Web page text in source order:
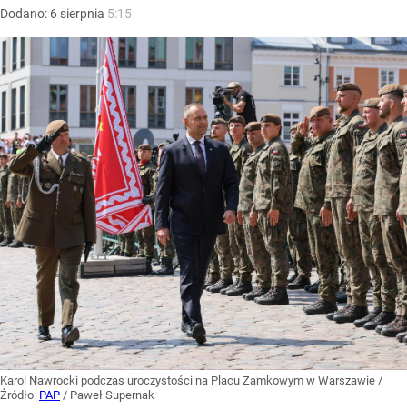
Dodano: 6 sierpnia 5:15
Karol Nawrocki podczas uroczystości na Placu Zamkowym w Warszawie /
Źródło: PAP / Paweł Supernak